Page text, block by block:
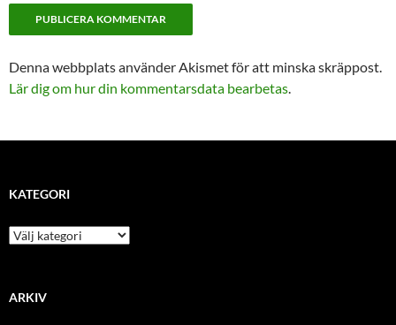
Denna webbplats använder Akismet för att minska skräppost.
Lär dig om hur din kommentarsdata bearbetas.
KATEGORI
kategori
ARKIV